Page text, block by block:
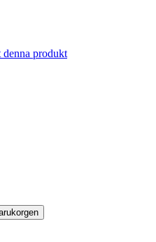
denna produkt